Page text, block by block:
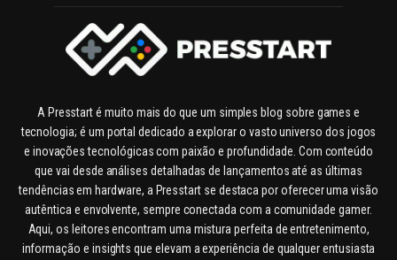
A Presstart é muito mais do que um simples blog sobre games e
tecnologia; é um portal dedicado a explorar o vasto universo dos jogos
e inovações tecnológicas com paixão e profundidade. Com conteúdo
que vai desde análises detalhadas de lançamentos até as últimas
tendências em hardware, a Presstart se destaca por oferecer uma visão
autêntica e envolvente, sempre conectada com a comunidade gamer.
Aqui, os leitores encontram uma mistura perfeita de entretenimento,
informação e insights que elevam a experiência de qualquer entusiasta